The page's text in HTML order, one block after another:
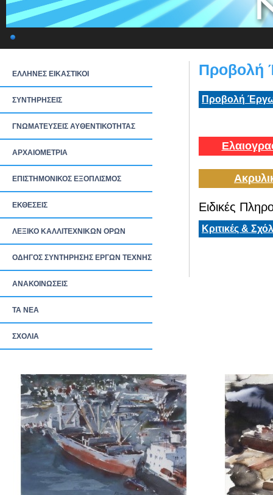
ΕΛΛΗΝΕΣ ΕΙΚΑΣΤΙΚΟΙ
ΣΥΝΤΗΡΗΣΕΙΣ
ΓΝΩΜΑΤΕΥΣΕΙΣ ΑΥΘΕΝΤΙΚΟΤΗΤΑΣ
ΑΡΧΑΙΟΜΕΤΡΙΑ
ΕΠΙΣΤΗΜΟΝΙΚΟΣ ΕΞΟΠΛΙΣΜΟΣ
ΕΚΘΕΣΕΙΣ
ΛΕΞΙΚΟ ΚΑΛΛΙΤΕΧΝΙΚΩΝ ΟΡΩΝ
ΟΔΗΓΟΣ ΣΥΝΤΗΡΗΣΗΣ ΕΡΓΩΝ ΤΕΧΝΗΣ
ΑΝΑΚΟΙΝΩΣΕΙΣ
ΤΑ ΝEΑ
ΣΧΟΛΙΑ
Προβολή
Προβολή
Ειδικές
Κριτικές &